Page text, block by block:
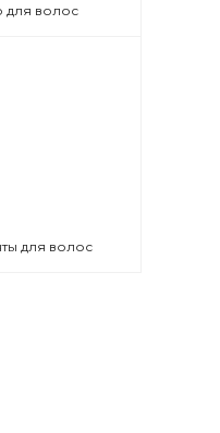
для волос
для волос